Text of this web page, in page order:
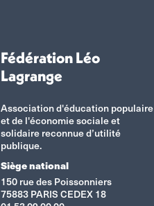
Fédération Léo
Lagrange
Association d'éducation populaire
et de l'économie sociale et
solidaire reconnue d’utilité
publique.
Siège national
150 rue des Poissonniers
75883 PARIS CEDEX 18